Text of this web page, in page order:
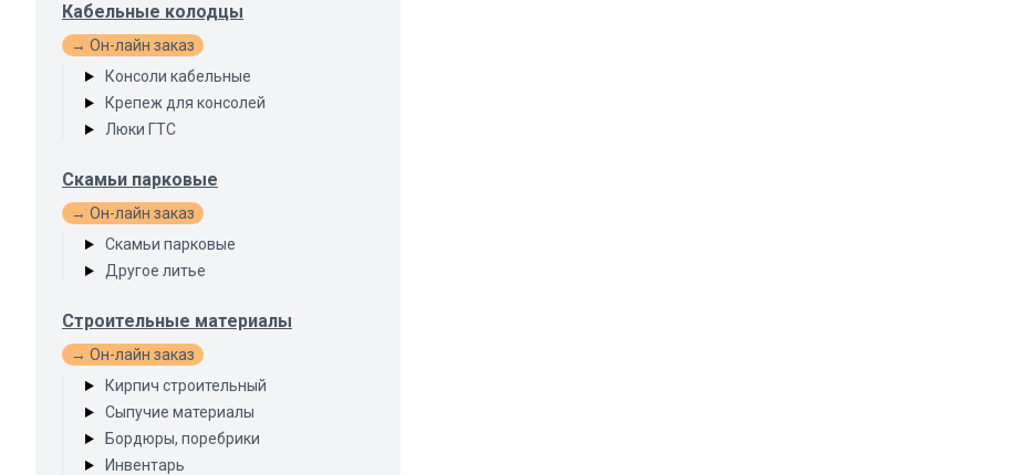
Кабельные колодцы
→ Он-лайн заказ
Консоли кабельные
Крепеж для консолей
Люки ГТС
Скамьи парковые
→ Он-лайн заказ
Скамьи парковые
Другое литье
Строительные материалы
→ Он-лайн заказ
Кирпич строительный
Сыпучие материалы
Бордюры, поребрики
Инвентарь